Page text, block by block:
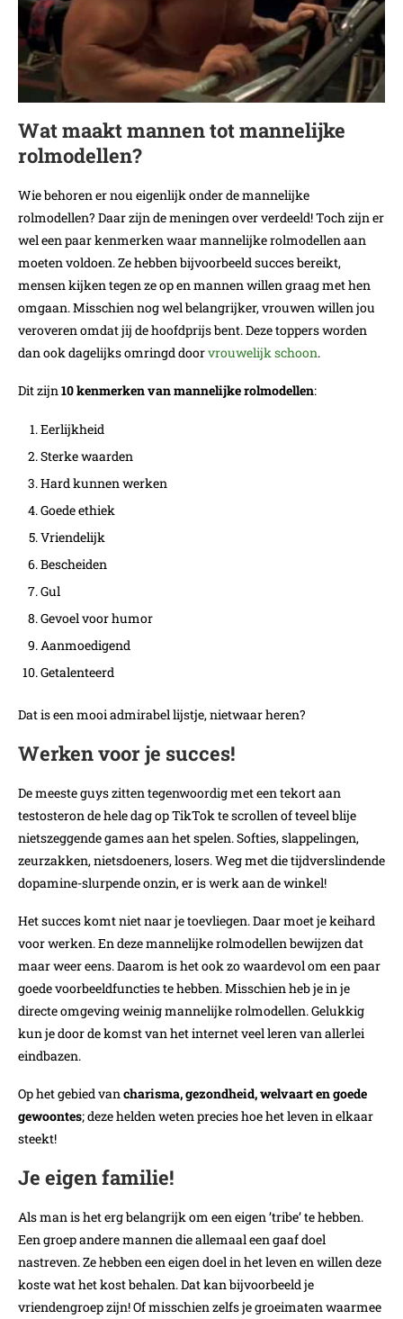
Wat maakt mannen tot mannelijke
rolmodellen?
Wie behoren er nou eigenlijk onder de mannelijke
rolmodellen? Daar zijn de meningen over verdeeld! Toch zijn er
wel een paar kenmerken waar mannelijke rolmodellen aan
moeten voldoen. Ze hebben bijvoorbeeld succes bereikt,
mensen kijken tegen ze op en mannen willen graag met hen
omgaan. Misschien nog wel belangrijker, vrouwen willen jou
veroveren omdat jij de hoofdprijs bent. Deze toppers worden
dan ook dagelijks omringd doorvrouwelijk schoon.
Dit zijn10 kenmerken van mannelijke rolmodellen:
Eerlijkheid
Sterke waarden
Hard kunnen werken
Goede ethiek
Vriendelijk
Bescheiden
Gul
Gevoel voor humor
Aanmoedigend
Getalenteerd
Dat is een mooi admirabel lijstje, nietwaar heren?
Werken voor je succes!
De meeste guys zitten tegenwoordig met een tekort aan
testosteron de hele dag op TikTok te scrollen of teveel blije
nietszeggende games aan het spelen. Softies, slappelingen,
zeurzakken, nietsdoeners, losers. Weg met die tijdverslindende
dopamine-slurpende onzin, er is werk aan de winkel!
Het succes komt niet naar je toevliegen. Daar moet je keihard
voor werken. En deze mannelijke rolmodellen bewijzen dat
maar weer eens. Daarom is het ook zo waardevol om een paar
goede voorbeeldfuncties te hebben. Misschien heb je in je
directe omgeving weinig mannelijke rolmodellen. Gelukkig
kun je door de komst van het internet veel leren van allerlei
eindbazen.
Op het gebied vancharisma, gezondheid, welvaart en goede
gewoontes; deze helden weten precies hoe het leven in elkaar
steekt!
Je eigen familie!
Als man is het erg belangrijk om een eigen ’tribe’ te hebben.
Een groep andere mannen die allemaal een gaaf doel
nastreven. Ze hebben een eigen doel in het leven en willen deze
koste wat het kost behalen. Dat kan bijvoorbeeld je
vriendengroep zijn! Of misschien zelfs je groeimaten waarmee